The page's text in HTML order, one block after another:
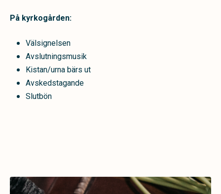
På kyrkogården:
Välsignelsen
Avslutningsmusik
Kistan/urna bärs ut
Avskedstagande
Slutbön